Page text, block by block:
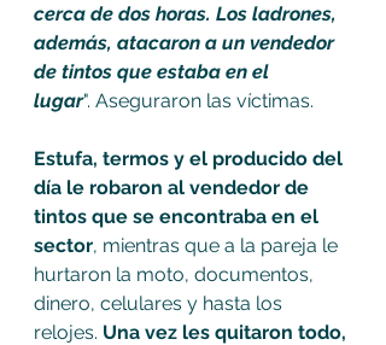
cerca de dos horas. Los ladrones,
además, atacaron a un vendedor
de tintos que estaba en el
lugar". Aseguraron las víctimas.
Estufa, termos y el producido del
día le robaron al vendedor de
tintos que se encontraba en el
sector, mientras que a la pareja le
hurtaron la moto, documentos,
dinero, celulares y hasta los
relojes. Una vez les quitaron todo,